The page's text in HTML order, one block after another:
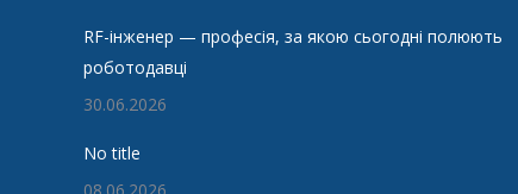
RF-інженер — професія, за якою сьогодні полюють
роботодавці
30.06.2026
No title